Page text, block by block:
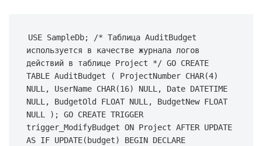
USE SampleDb; /* Таблица AuditBudget
используется в качестве журнала логов
действий в таблице Project */ GO CREATE
TABLE AuditBudget ( ProjectNumber CHAR(4)
NULL, UserName CHAR(16) NULL, Date DATETIME
NULL, BudgetOld FLOAT NULL, BudgetNew FLOAT
NULL ); GO CREATE TRIGGER
trigger_ModifyBudget ON Project AFTER UPDATE
AS IF UPDATE(budget) BEGIN DECLARE